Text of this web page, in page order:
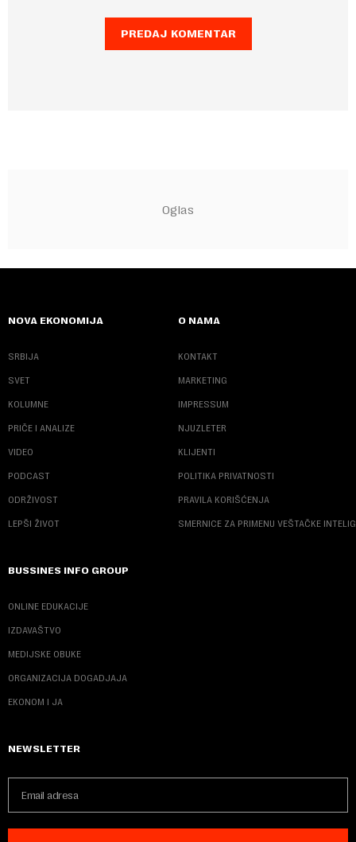
NOVA EKONOMIJA
SRBIJA
SVET
KOLUMNE
PRIČE I ANALIZE
VIDEO
PODCAST
ODRŽIVOST
LEPŠI ŽIVOT
O NAMA
KONTAKT
MARKETING
IMPRESSUM
NJUZLETER
KLIJENTI
POLITIKA PRIVATNOSTI
PRAVILA KORIŠĆENJA
SMERNICE ZA PRIMENU VEŠTAČKE
BUSSINES INFO GROUP
ONLINE EDUKACIJE
IZDAVAŠTVO
MEDIJSKE OBUKE
ORGANIZACIJA DOGADJAJA
EKONOM I JA
NEWSLETTER